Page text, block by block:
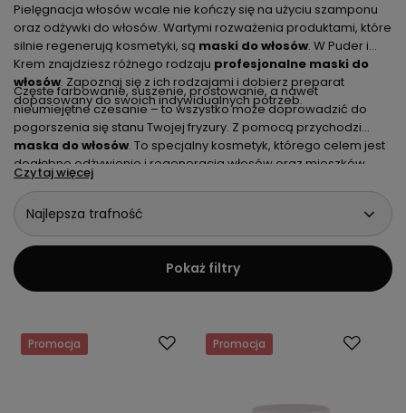
Pielęgnacja włosów wcale nie kończy się na użyciu szamponu
oraz odżywki do włosów. Wartymi rozważenia produktami, które
silnie regenerują kosmetyki, są maski do włosów. W Puder i
Krem znajdziesz różnego rodzaju profesjonalne maski do
włosów. Zapoznaj się z ich rodzajami i dobierz preparat
dopasowany do swoich indywidualnych potrzeb.
Częste farbowanie, suszenie, prostowanie, a nawet
nieumiejętne czesanie – to wszystko może doprowadzić do
pogorszenia się stanu Twojej fryzury. Z pomocą przychodzi
maska do włosów. To specjalny kosmetyk, którego celem jest
dogłębne odżywienie i regeneracja włosów oraz mieszków
włosowych.Dobra maska do włosów
Może wzmocnić pasemka, nawilżać wysuszone końce, a nawet
zregenerować puszące się loki.
to produkty,
które na stałe powinny zagościć w każdej kobiecej łazience, nie
tylko na półce u zagorzałej włosomaniaczki.
Czytaj więcej
Najlepsza trafność
Pokaż filtry
Promocja Promocja